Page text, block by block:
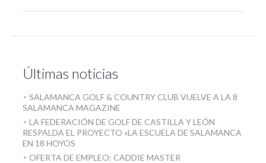
Últimas noticias
SALAMANCA GOLF & COUNTRY CLUB VUELVE A LA 8
SALAMANCA MAGAZINE
LA FEDERACIÓN DE GOLF DE CASTILLA Y LEÓN
RESPALDA EL PROYECTO «LA ESCUELA DE SALAMANCA
EN 18 HOYOS
OFERTA DE EMPLEO: CADDIE MASTER